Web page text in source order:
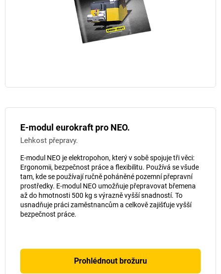
E-modul eurokraft pro NEO.
Lehkost přepravy.
E-modul NEO je elektropohon, který v sobě spojuje tři věci:
Ergonomii, bezpečnost práce a flexibilitu. Používá se všude
tam, kde se používají ručně poháněné pozemní přepravní
prostředky. E-modul NEO umožňuje přepravovat břemena
až do hmotnosti 500 kg s výrazně vyšší snadností. To
usnadňuje práci zaměstnancům a celkově zajišťuje vyšší
bezpečnost práce.
Prohlédnout brožuru